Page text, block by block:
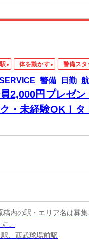
体を動かす 警備スタ
警備_日勤_
2,000円プレゼ
・未経験OK！
内の駅・エリア名は募
。
、西武球場前駅